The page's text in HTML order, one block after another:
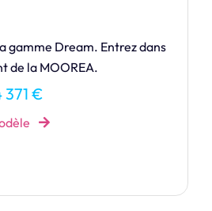
envahir votre intérieur avec
où design et clarté se
518 €